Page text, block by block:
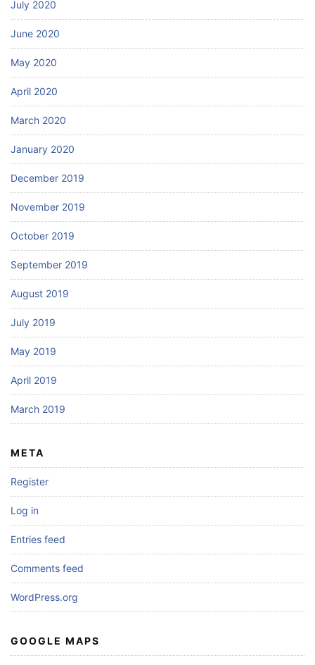
July 2020
June 2020
May 2020
April 2020
March 2020
January 2020
December 2019
November 2019
October 2019
September 2019
August 2019
July 2019
May 2019
April 2019
March 2019
META
Register
Log in
Entries feed
Comments feed
WordPress.org
GOOGLE MAPS